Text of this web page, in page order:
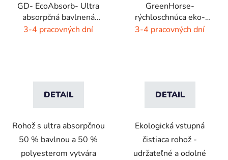
GD- EcoAbsorb- Ultra
absorpčná bavlnená
rohož -sivý melír
3-4 pracovných dní
DETAIL
Rohož s ultra absorpčnou
50 % bavlnou a 50 %
polyesterom vytvára
GreenHorse-
rýchloschnúca eko-
rohož - dýmovo čierna
3-4 pracovných dní
DETAIL
Ekologická vstupná
čistiaca rohož -
udržateľné a odolné